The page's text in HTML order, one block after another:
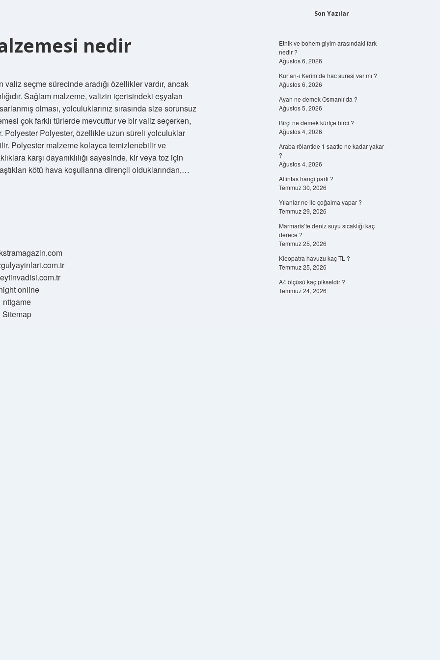
nedir
seçme sürecinde aradığı özellikler vardır, ancak
Sağlam malzeme, valizin içerisindeki eşyaları
olması, yolculuklarınız sırasında size sorunsuz
çok farklı türlerde mevcuttur ve bir valiz seçerken,
Polyester Polyester, özellikle uzun süreli yolculuklar
Polyester malzeme kolayca temizlenebilir ve
karşı dayanıklılığı sayesinde, kir veya toz için
kötü hava koşullarına dirençli olduklarından,…
online
nttgame
Sitemap
Son Yazılar
Etnik ve bohem giyim arasındaki fark
nedir ?
Ağustos 6, 2026
Kur’an-ı Kerim’de hac suresi var mı ?
Ağustos 6, 2026
Ayan ne demek Osmanlı’da ?
Ağustos 5, 2026
Birçi ne demek kürtçe birci ?
Ağustos 4, 2026
Araba rölantide 1 saatte ne kadar yakar
?
Ağustos 4, 2026
Altintas hangi parti ?
Temmuz 30, 2026
Yılanlar ne ile çoğalma yapar ?
Temmuz 29, 2026
Marmaris’te deniz suyu sıcaklığı kaç
derece ?
Temmuz 25, 2026
Kleopatra havuzu kaç TL ?
Temmuz 25, 2026
A4 ölçüsü kaç pikseldir ?
Temmuz 24, 2026